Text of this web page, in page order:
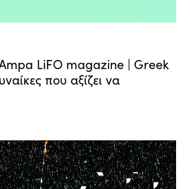
LiFO magazine | Greek
που αξίζει να